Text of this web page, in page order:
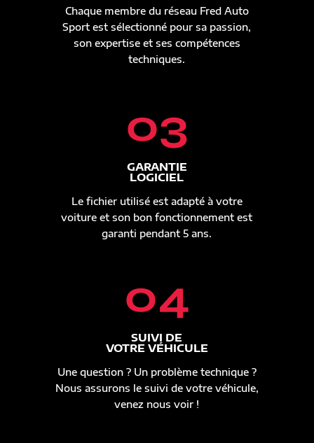
Chaque membre du réseau Fred Auto
Sport est sélectionné pour sa passion,
son expertise et ses compétences
techniques.
03
GARANTIE
LOGICIEL
Le fichier utilisé est adapté à votre
voiture et son bon fonctionnement est
garanti pendant 5 ans.
04
SUIVI DE
VOTRE VÉHICULE
Une question ? Un problème technique ?
Nous assurons le suivi de votre véhicule,
venez nous voir !